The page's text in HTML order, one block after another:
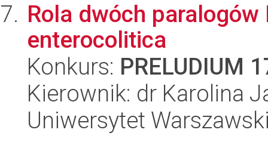
Rola dwóch
enterocolitica
Konkurs: PRELUDIUM
Kierownik: dr Karolina
Uniwersytet